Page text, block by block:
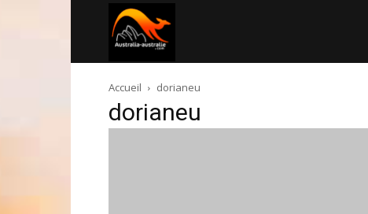
australie.com
Accueil dorianeu
dorianeu